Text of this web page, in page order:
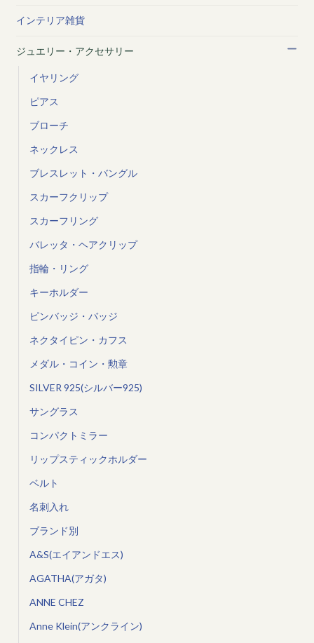
インテリア雑貨
ジュエリー・アクセサリー
イヤリング
ピアス
ブローチ
ネックレス
ブレスレット・バングル
スカーフクリップ
スカーフリング
バレッタ・ヘアクリップ
指輪・リング
キーホルダー
ピンバッジ・バッジ
ネクタイピン・カフス
メダル・コイン・勲章
SILVER 925(シルバー925)
サングラス
コンパクトミラー
リップスティックホルダー
ベルト
名刺入れ
ブランド別
A&S(エイアンドエス)
AGATHA(アガタ)
ANNE CHEZ
Anne Klein(アンクライン)